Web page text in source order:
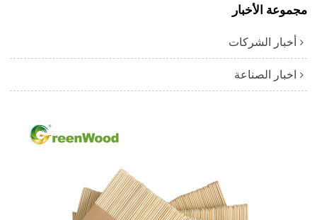
مجموعة الأخبار
أخبار الشركات
اخبار الصناعة